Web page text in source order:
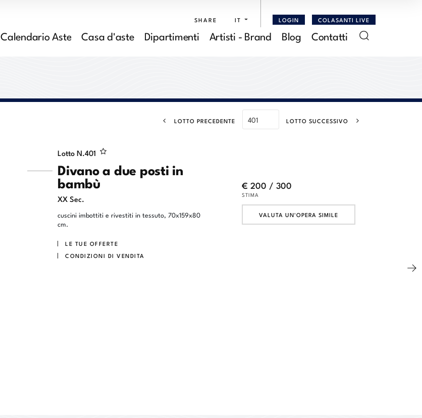
SHARE IT LOGIN COLASANTI LIVE
Calendario Aste Casa d'aste Dipartimenti Artisti - Brand Blog Contatti
LOTTO PRECEDENTE LOTTO SUCCESSIVO
Lotto N.401
Divano a due posti in
bambù
XX Sec.
cuscini imbottiti e rivestiti in tessuto, 70x159x80
cm.
LE TUE OFFERTE
CONDIZIONI DI VENDITA
€ 200 / 300
STIMA
VALUTA UN'OPERA SIMILE